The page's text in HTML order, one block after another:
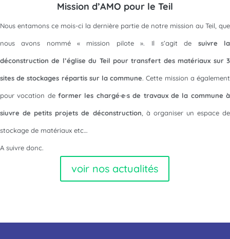
Mission d’AMO pour le Teil
Nous entamons ce mois-ci la dernière partie de notre mission au Teil, que
nous avons nommé « mission pilote ». Il s’agit de suivre la
déconstruction de l’église du Teil pour transfert des matériaux sur 3
sites de stockages répartis sur la commune. Cette mission a également
pour vocation deformer les chargé·e·s de travaux de la commune à
siuvre de petits projets de déconstruction, à organiser un espace de
stockage de matériaux etc…
A suivre donc.
voir nos actualités